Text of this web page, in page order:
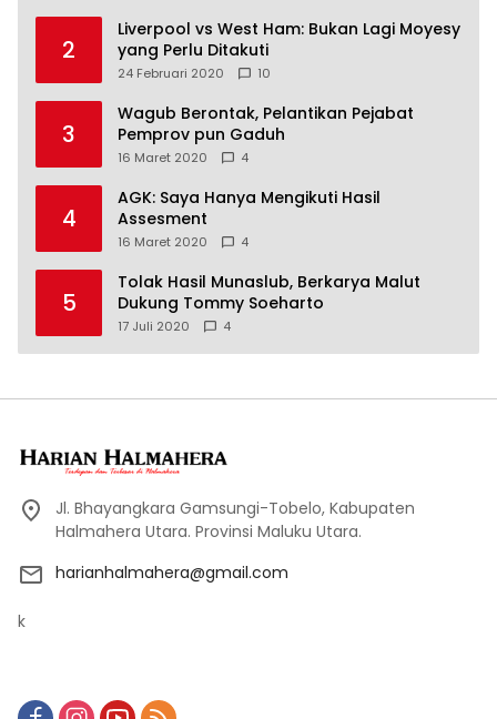
2
Liverpool vs West Ham: Bukan Lagi Moyesy
yang Perlu Ditakuti
24 Februari 2020 10
3
Wagub Berontak, Pelantikan Pejabat
Pemprov pun Gaduh
16 Maret 2020 4
4
AGK: Saya Hanya Mengikuti Hasil
Assesment
16 Maret 2020 4
5
Tolak Hasil Munaslub, Berkarya Malut
Dukung Tommy Soeharto
17 Juli 2020 4
Jl. Bhayangkara Gamsungi-Tobelo, Kabupaten
Halmahera Utara. Provinsi Maluku Utara.
harianhalmahera@gmail.com
k